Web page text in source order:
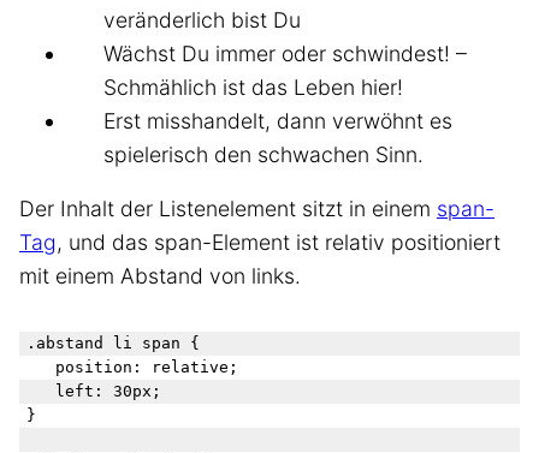
veränderlich bist Du
Wächst Du immer oder schwindest! –
Schmählich ist das Leben hier!
Erst misshandelt, dann verwöhnt es
spielerisch den schwachen Sinn.
Der Inhalt der Listenelement sitzt in einem span-
Tag, und das span-Element ist relativ positioniert
mit einem Abstand von links.
.abstand li span {
}